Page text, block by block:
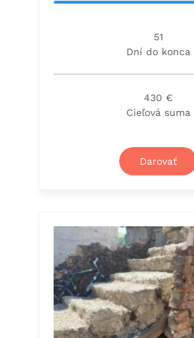
51
Dní do konca
430 €
Cieľová suma
Darovať